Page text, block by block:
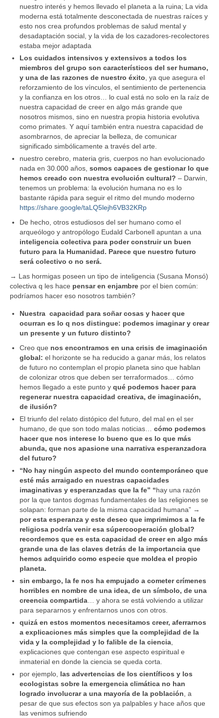
nuestro interés y hemos llevado el planeta a la ruina; La vida
moderna está totalmente desconectada de nuestras raíces y
esto nos crea profundos problemas de salud mental y
desadaptación social, y la vida de los cazadores-recolectores
estaba mejor adaptada
Los cuidados intensivos y extensivos a todos los
miembros del grupo son característicos del ser humano,
y una de las razones de nuestro éxito , ya que asegura el
reforzamiento de los vínculos, el sentimiento de pertenencia
y la confianza en los otros… lo cual está no solo en la raíz de
nuestra capacidad de creer en algo más grande que
nosotros mismos, sino en nuestra propia historia evolutiva
como primates. Y aquí también entra nuestra capacidad de
asombrarnos, de apreciar la belleza, de comunicar
significado simbólicamente a través del arte.
nuestro cerebro, materia gris, cuerpos no han evolucionado
nada en 30.000 años, somos capaces de gestionar lo que
hemos creado con nuestra evolución cultural? – Darwin,
tenemos un problema: la evolución humana no es lo
bastante rápida para seguir el ritmo del mundo moderno
https://share.google/taLQ5lejh6VB32KRp
De hecho, otros estudiosos del ser humano como el
arqueólogo y antropólogo Eudald Carbonell apuntan a una
inteligencia colectiva para poder construir un buen
futuro para la Humanidad. Parece que nuestro futuro
será colectivo o no será.
→ Las hormigas poseen un tipo de inteligencia (Susana Monsó)
colectiva q les hace pensar en enjambre por el bien común:
podríamos hacer eso nosotros también?
Nuestra capacidad para soñar cosas y hacer que
ocurran es lo q nos distingue: podemos imaginar y crear
un presente y un futuro distinto?
Creo que nos encontramos en una crisis de imaginación
global: el horizonte se ha reducido a ganar más, los relatos
de futuro no contemplan el propio planeta sino que hablan
de colonizar otros que deben ser terraformados… cómo
hemos llegado a este punto y qué podemos hacer para
regenerar nuestra capacidad creativa, de imaginación,
de ilusión?
El triunfo del relato distópico del futuro, del mal en el ser
humano, de que son todo malas noticias… cómo podemos
hacer que nos interese lo bueno que es lo que más
abunda, que nos apasione una narrativa esperanzadora
del futuro?
“No hay ningún aspecto del mundo contemporáneo que
esté más arraigado en nuestras capacidades
imaginativas y esperanzadas que la fe” “hay una razón
por la que tantos dogmas fundamentales de las religiones se
solapan: forman parte de la misma capacidad humana” →
por esta esperanza y este deseo que imprimimos a la fe
religiosa podría venir esa súpercooperación global?
recordemos que es esta capacidad de creer en algo más
grande una de las claves detrás de la importancia que
hemos adquirido como especie que moldea el propio
planeta.
sin embargo, la fe nos ha empujado a cometer crímenes
horribles en nombre de una idea, de un símbolo, de una
creencia compartida … y ahora se está volviendo a utilizar
para separarnos y enfrentarnos unos con otros.
quizá en estos momentos necesitamos creer, aferrarnos
a explicaciones más simples que la complejidad de la
vida y la complejidad y lo falible de la ciencia
explicaciones que contengan ese aspecto espiritual e
inmaterial en donde la ciencia se queda corta.
por ejemplo, las advertencias de los científicos y los
ecologistas sobre la emergencia climática no han
logrado involucrar a una mayoría de la población , a
pesar de que sus efectos son ya palpables y hace años que
las venimos sufriendo